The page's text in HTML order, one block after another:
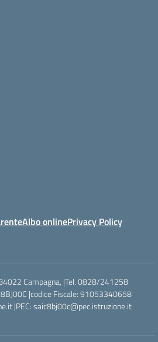
Albo onlinePrivacy Policy
Campagna, |Tel. 0828/241258
|codice Fiscale: 91053340658
|PEC: saic8bj00c@pec.istruzione.it